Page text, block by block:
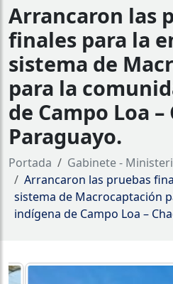
Arrancaron las
finales para la
sistema de
para la
de Campo Loa –
Paraguayo.
Portada
Gabinete -
Arrancaron las pruebas
sistema de Macrocaptación
indígena de Campo Loa –